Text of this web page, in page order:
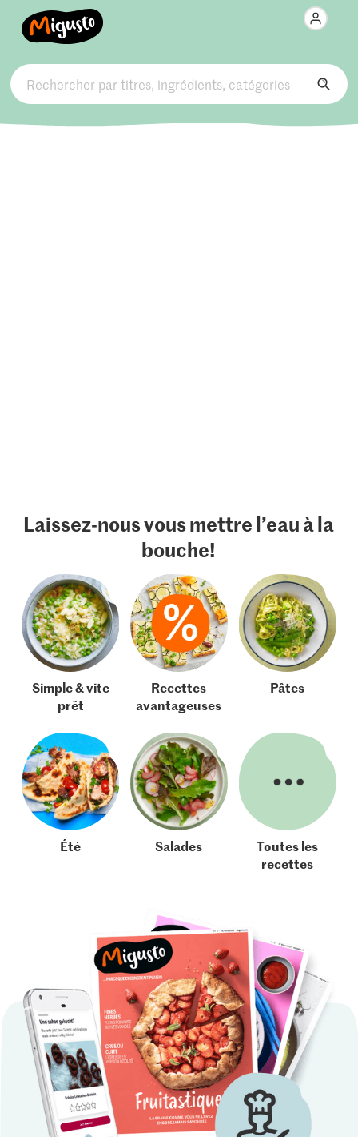
Laissez-nous vous mettre l’eau à la
bouche!
Simple & vite
prêt
Recettes
avantageuses
Pâtes
Été Salades
Toutes les
recettes